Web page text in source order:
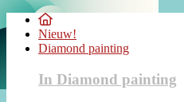
Nieuw!
Diamond painting
In Diamond painting